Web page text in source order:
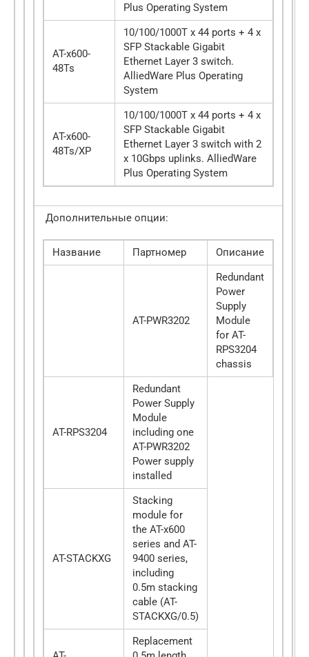
Plus Operating System
AT-x600-
48Ts
10/100/1000T x 44 ports + 4 x
SFP Stackable Gigabit
Ethernet Layer 3 switch.
AlliedWare Plus Operating
System
AT-x600-
48Ts/XP
10/100/1000T x 44 ports + 4 x
SFP Stackable Gigabit
Ethernet Layer 3 switch with 2
x 10Gbps uplinks. AlliedWare
Plus Operating System
Дополнительные опции:
Название Партномер Описание
AT-PWR3202
Redundant
Power
Supply
Module
for AT-
RPS3204
chassis
AT-RPS3204
Redundant
Power Supply
Module
including one
AT-PWR3202
Power supply
installed
AT-STACKXG
Stacking
module for
the AT-x600
series and AT-
9400 series,
including
0.5m stacking
cable (AT-
STACKXG/0.5)
Replacement